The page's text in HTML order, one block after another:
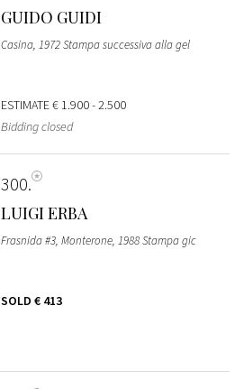
GUIDO GUIDI
Casina, 1972 Stampa successiva alla gel
ESTIMATE€ 1.900 - 2.500
Bidding closed
300
LUIGI ERBA
Frasnida #3, Monterone, 1988 Stampa gic
SOLD € 413